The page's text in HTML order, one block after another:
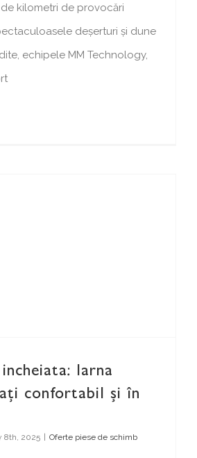
kilometri de provocări
deșerturi și dune
echipele MM Technology,
Iarna
confortabil și în
8th, 2025
Oferte piese de schimb